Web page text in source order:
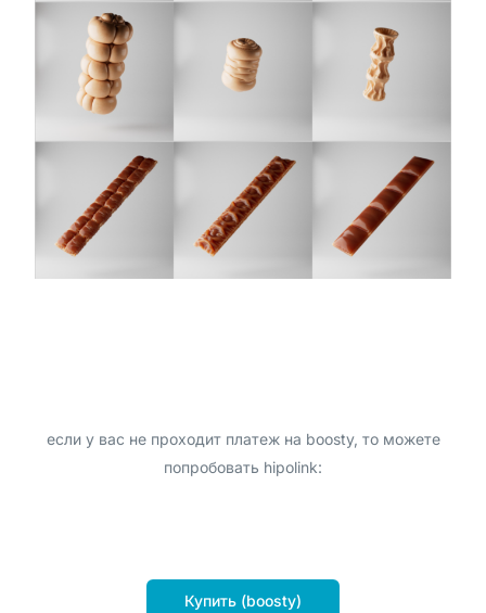
если у вас не проходит платеж на boosty, то можете
попробовать hipolink:
Купить (boosty)